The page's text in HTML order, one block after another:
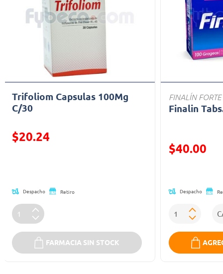
Trifoliom Capsulas 100Mg
C/30
Precio reducido de
$20.24
Despacho Retiro
FARMACIA SIN STOCK
FINALÍN FORTE
Finalin
Precio
$40.00
Despacho